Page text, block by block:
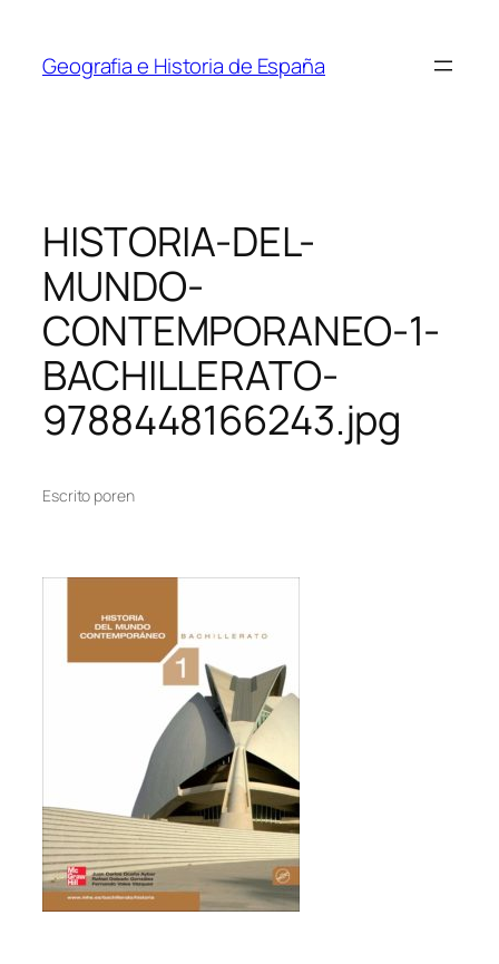
contenido
Geografia e Historia de España
HISTORIA-DEL-
MUNDO-
CONTEMPORANEO-1-
BACHILLERATO-
9788448166243.jpg
Escrito poren